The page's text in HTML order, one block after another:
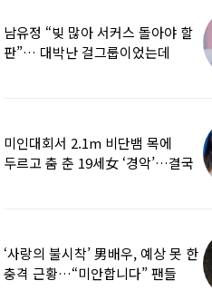
남유정 “빚 많아 서커스 돌아야 할
판”… 대박난 걸그룹이었는데
미인대회서 2.1m 비단뱀 목에
두르고 춤 춘 19세女 ‘경악’…결국
‘사랑의 불시착’ 男배우, 예상 못 한
충격 근황…“미안합니다” 팬들